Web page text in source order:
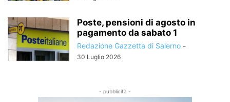
Poste, pensioni di agosto in
pagamento da sabato 1
Redazione Gazzetta di Salerno -
30 Luglio 2026
- pubblicità -